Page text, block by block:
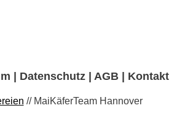
| Datenschutz| AGB| Kontakt
// MaiKäferTeam Hannover